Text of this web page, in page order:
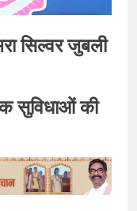
सिल्वर जुबली
सुविधाओं की